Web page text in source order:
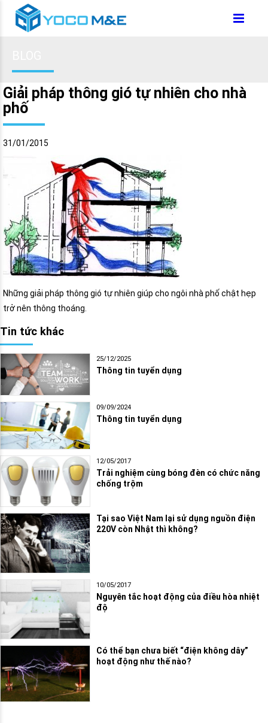
Giải pháp thông gió tự nhiên cho nhà
phố
31/01/2015
Những giải pháp thông gió tự nhiên giúp cho ngôi nhà phố chật hẹp
trở nên thông thoáng.
Tin tức khác
25/12/2025
Thông tin tuyển dụng
09/09/2024
Thông tin tuyển dụng
12/05/2017
Trải nghiệm cùng bóng đèn có chức năng
chống trộm
Tại sao Việt Nam lại sử dụng nguồn điện
220V còn Nhật thì không?
10/05/2017
Nguyên tắc hoạt động của điều hòa nhiệt
độ
Có thể bạn chưa biết “điện không dây”
hoạt động như thế nào?